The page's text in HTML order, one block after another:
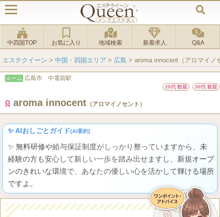
中四国TOP お気に入り 地域検索 新着求人 Q&A
エステクイーン > 中国・四国エリア > 広島 > aroma innocent（アロマイノ
ルーム 広島市 中電前駅
20代 歓迎 30代 歓迎
aroma innocent （アロマイノセント）
✨ AIおしごとガイド(AI要約)
✨ 無料研修や給与保証制度がしっかり整っていますから、未
経験の方も安心して新しい一歩を踏み出せますし、新規オープ
ンのきれいな環境で、あなたの優しい心を活かして輝ける場所
ですよ。